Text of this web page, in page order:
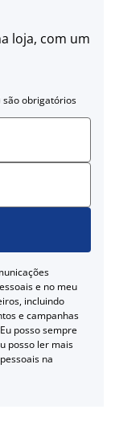
loja, com um
são obrigatórios
e no meu
incluindo
e campanhas
posso sempre
posso ler mais
na